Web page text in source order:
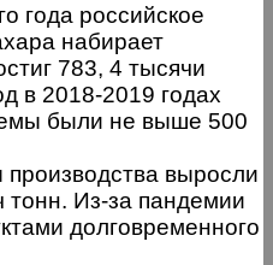
года российское
набирает
783, 4 тысячи
в 2018-2019 годах
были не выше 500
выросли
Из-за пандемии
долговременного